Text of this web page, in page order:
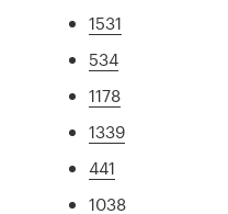
1531
534
1178
1339
441
1038